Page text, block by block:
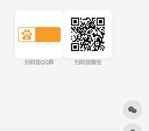
扫码加QQ群 扫码加微信